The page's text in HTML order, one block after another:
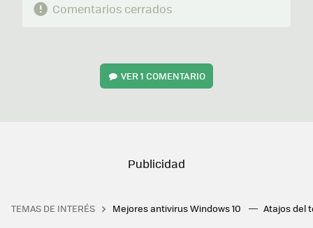
Comentarios cerrados
VER1 COMENTARIO
TEMAS DE INTERÉS Mejores antivirus Windows 10 Atajos del